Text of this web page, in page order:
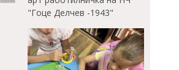
"Гоце Делчев -1943"